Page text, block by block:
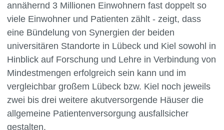
annähernd 3 Millionen Einwohnern fast doppelt so
viele Einwohner und Patienten zählt - zeigt, dass
eine Bündelung von Synergien der beiden
universitären Standorte in Lübeck und Kiel sowohl in
Hinblick auf Forschung und Lehre in Verbindung von
Mindestmengen erfolgreich sein kann und im
vergleichbar großem Lübeck bzw. Kiel noch jeweils
zwei bis drei weitere akutversorgende Häuser die
allgemeine Patientenversorgung ausfallsicher
gestalten.